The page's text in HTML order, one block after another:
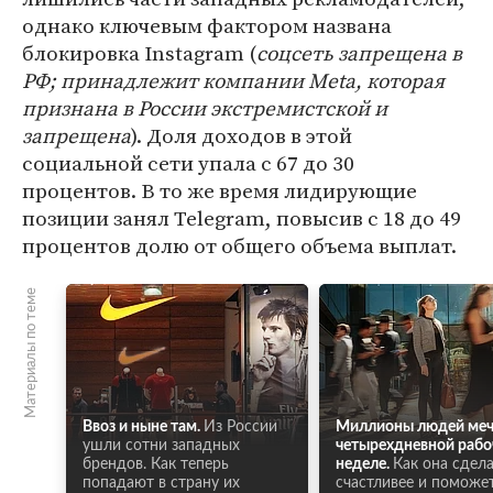
однако ключевым фактором названа
блокировка Instagram (соцсеть запрещена в
РФ; принадлежит компании Meta, которая
признана в России экстремистской и
запрещена). Доля доходов в этой
социальной сети упала с 67 до 30
процентов. В то же время лидирующие
позиции занял Telegram, повысив с 18 до 49
процентов долю от общего объема выплат.
Материалы по теме
Ввоз и ныне там. Из России
ушли сотни западных
брендов. Как теперь
попадают в страну их
Миллионы людей
четырехдневной
неделе. Как она
счастливее и